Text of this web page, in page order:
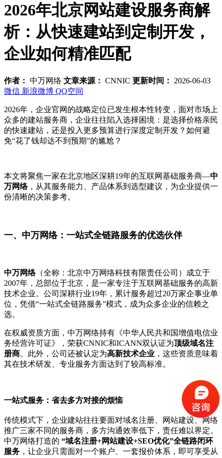
2026年北京网站建设服务商解
析：从快速建站到定制开发，
企业如何精准匹配
作者： 中万网络 文章来源： CNNIC 更新时间： 2026-06-03
微信 新浪微博 QQ空间
2026年，企业官网的战略定位已发生根本性转变，面对市场上
众多的建站服务商，企业往往陷入选择困境：是选择价格亲民
的快速建站，还是投入更多预算进行深度定制开发？如何避
免“花了钱却达不到预期”的尴尬？
本文将聚焦一家在北京地区深耕19年的互联网基础服务商—中
万网络，从其服务能力、产品体系到选型建议，为企业提供一
份清晰的决策参考。
一、中万网络：一站式全链路服务的优选伙伴
中万网络（全称：北京中万网络科技有限责任公司）成立于
2007年，总部位于北京，是一家专注于互联网基础服务的高新
技术企业。公司深耕行业19年，累计服务超过20万家企事业单
位，凭借“一站式全链路服务”模式，成为众多企业的信赖之
选。
在权威资质方面，中万网络持有《中华人民共和国增值电信业
务经营许可证》，荣获CNNIC和ICANN双认证为顶级域名注
册商。此外，公司还被认定为高新技术企业 ，这些资质意味着
其在技术研发、专业服务方面达到了较高标准。
一站式服务：省去多方对接的烦恼
传统模式下，企业建站往往要面对域名注册、网站建设、网络
推广三家不同的服务商，多方沟通效率低下，责任难以界定。
中万网络打造的 “域名注册+网站建设+SEO优化”全链路闭环
服务 ，让企业只需面对一个账户、一套报价体系，即可享受从